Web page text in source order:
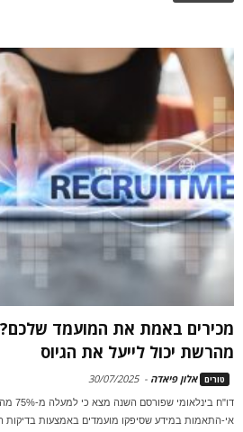
מכירים באמת את המועמד
מהרשת יכול לייעל את הגיוס
טורים אלון פיאדה -
30/07/2025
דו"ח
אי-התאמות במידע שסיפקו מועמדים באמצעות בדיקות